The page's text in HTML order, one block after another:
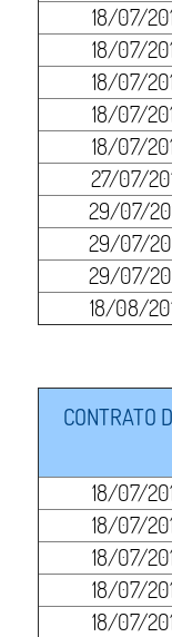
18/07/
18/07/
18/07/
18/07/
18/07/
27/07/
29/07/
29/07/
29/07/
18/08/
CONTRATO
18/07/
18/07/
18/07/
18/07/
18/07/